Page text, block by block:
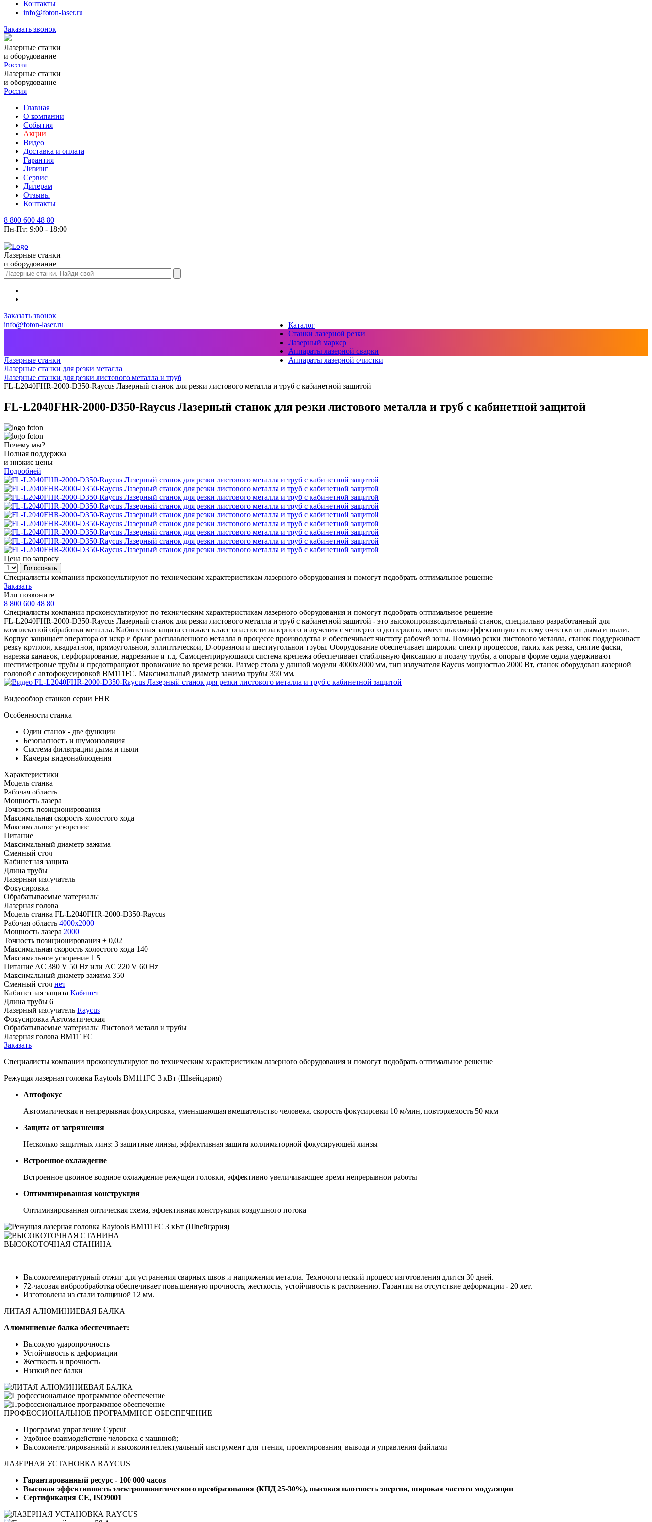
Контакты
info@foton-laser.ru
Заказать звонок
Лазерные станки
и оборудование
Россия
Лазерные станки
и оборудование
Россия
Главная
О компании
События
Акции
Видео
Доставка и оплата
Гарантия
Лизинг
Сервис
Дилерам
Отзывы
Контакты
8 800 600 48 80
Пн-Пт: 9:00 - 18:00
Лазерные станки
и оборудование
Заказать звонок
info@foton-laser.ru
Каталог
Станки лазерной резки
Лазерный маркер
Аппараты лазерной сварки
Аппараты лазерной очистки
Лазерные станки
Лазерные станки для резки металла
Лазерные станки для резки листового металла и труб
FL-L2040FHR-2000-D350-Raycus Лазерный станок для резки листового металла и труб с кабинетной защитой
FL-L2040FHR-2000-D350-Raycus Лазерный станок для резки листового металла и труб с кабинетной защитой
Почему мы?
Полная поддержка
и низкие цены
Подробней
Цена по запросу
Специалисты компании проконсультируют по техническим характеристикам лазерного оборудования и помогут подобрать оптимальное решение
Заказать
Или позвоните
8 800 600 48 80
Специалисты компании проконсультируют по техническим характеристикам лазерного оборудования и помогут подобрать оптимальное решение
FL-L2040FHR-2000-D350-Raycus Лазерный станок для резки листового металла и труб с кабинетной защитой - это высокопроизводительный станок, специально разработанный для
комплексной обработки металла. Кабинетная защита снижает класс опасности лазерного излучения с четвертого до первого, имеет высокоэффективную систему очистки от дыма и пыли.
Корпус защищает оператора от искр и брызг расплавленного металла в процессе производства и обеспечивает чистоту рабочей зоны. Помимо резки листового металла, станок поддерживает
резку круглой, квадратной, прямоугольной, эллиптической, D-образной и шестиугольной трубы. Оборудование обеспечивает широкий спектр процессов, таких как резка, снятие фаски,
нарезка канавок, перфорирование, надрезание и т.д. Самоцентрирующаяся система крепежа обеспечивает стабильную фиксацию и подачу трубы, а опоры в форме седла удерживают
шестиметровые трубы и предотвращают провисание во время резки. Размер стола у данной модели 4000x2000 мм, тип излучателя Raycus мощностью 2000 Вт, станок оборудован лазерной
головой с автофокусировкой BM111FC. Максимальный диаметр зажима трубы 350 мм.
Видеообзор станков серии FHR
Особенности станка
Один станок - две функции
Безопасность и шумоизоляция
Система фильтрации дыма и пыли
Камеры видеонаблюдения
Характеристики
Модель станка
Рабочая область
Мощность лазера
Точность позиционирования
Максимальная скорость холостого хода
Максимальное ускорение
Питание
Максимальный диаметр зажима
Сменный стол
Кабинетная защита
Длина трубы
Лазерный излучатель
Фокусировка
Обрабатываемые материалы
Лазерная голова
Модель станка FL-L2040FHR-2000-D350-Raycus
Рабочая область 4000x2000
Мощность лазера 2000
Точность позиционирования ± 0,02
Максимальная скорость холостого хода 140
Максимальное ускорение 1.5
Питание AC 380 V 50 Hz или AC 220 V 60 Hz
Максимальный диаметр зажима 350
Сменный стол нет
Кабинетная защита Кабинет
Длина трубы 6
Лазерный излучатель Raycus
Фокусировка Автоматическая
Обрабатываемые материалы Листовой металл и трубы
Лазерная голова BM111FC
Заказать
Специалисты компании проконсультируют по техническим характеристикам лазерного оборудования и помогут подобрать оптимальное решение
Режущая лазерная головка Raytools BM111FC 3 кВт (Швейцария)
Автофокус
Автоматическая и непрерывная фокусировка, уменьшающая вмешательство человека, скорость фокусировки 10 м/мин, повторяемость 50 мкм
Защита от загрязнения
Несколько защитных линз: 3 защитные линзы, эффективная защита коллиматорной фокусирующей линзы
Встроенное охлаждение
Встроенное двойное водяное охлаждение режущей головки, эффективно увеличивающее время непрерывной работы
Оптимизированная конструкция
Оптимизированная оптическая схема, эффективная конструкция воздушного потока
ВЫСОКОТОЧНАЯ СТАНИНА
Высокотемпературный отжиг для устранения сварных швов и напряжения металла. Технологический процесс изготовления длится 30 дней.
72-часовая виброобработка обеспечивает повышенную прочность, жесткость, устойчивость к растяжению. Гарантия на отсутствие деформации - 20 лет.
Изготовлена из стали толщиной 12 мм.
ЛИТАЯ АЛЮМИНИЕВАЯ БАЛКА
Алюминиевые балка обеспечивает:
Высокую ударопрочность
Устойчивость к деформации
Жесткость и прочность
Низкий вес балки
ПРОФЕССИОНАЛЬНОЕ ПРОГРАММНОЕ ОБЕСПЕЧЕНИЕ
Программа управление Cypcut
Удобное взаимодействие человека с машиной;
Высокоинтегрированный и высокоинтеллектуальный инструмент для чтения, проектирования, вывода и управления файлами
ЛАЗЕРНАЯ УСТАНОВКА RAYCUS
Гарантированный ресурс - 100 000 часов
Высокая эффективность электроннооптического преобразования (КПД 25-30%), высокая плотность энергии, широкая частота модуляции
Сертификация CE, ISO9001